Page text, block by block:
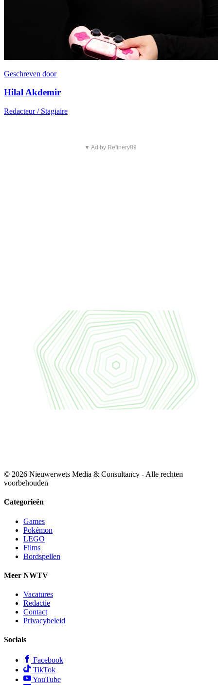
Geschreven door
Hilal Akdemir
Redacteur / Stagiaire
▼ Ad by Refinery89
© 2026 Nieuwerwets Media & Consultancy - Alle rechten
voorbehouden
Categorieën
Games
Pokémon
LEGO
Films
Bordspellen
Meer NWTV
Vacatures
Redactie
Contact
Privacybeleid
Socials
Facebook
TikTok
YouTube